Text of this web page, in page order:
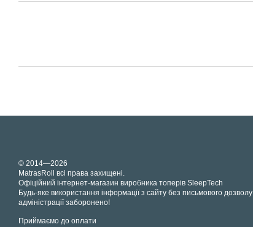
© 2014—2026
MatrasRoll всі права захищені.
Офіційний інтернет-магазин виробника топерів SleepTech
Будь-яке використання інформації з сайту без письмового дозволу
адміністрації заборонено!
Приймаємо до оплати